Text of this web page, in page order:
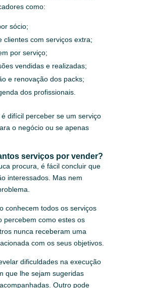
como:
sócio;
clientes com serviços extra;
por serviço;
vendidas e realizadas;
e renovação dos packs;
dos profissionais.
difícil perceber se um serviço
o negócio ou se apenas
serviços por vender?
procura, é fácil concluir que
interessados. Mas nem
conhecem todos os serviços
percebem como estes os
nunca receberam uma
com os seus objetivos.
dificuldades na execução
que lhe sejam sugeridas
Outro pode